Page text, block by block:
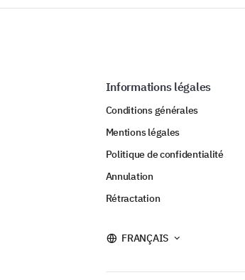
Informations légales
Conditions générales
Mentions légales
Politique de confidentialité
Annulation
Rétractation
FRANÇAIS